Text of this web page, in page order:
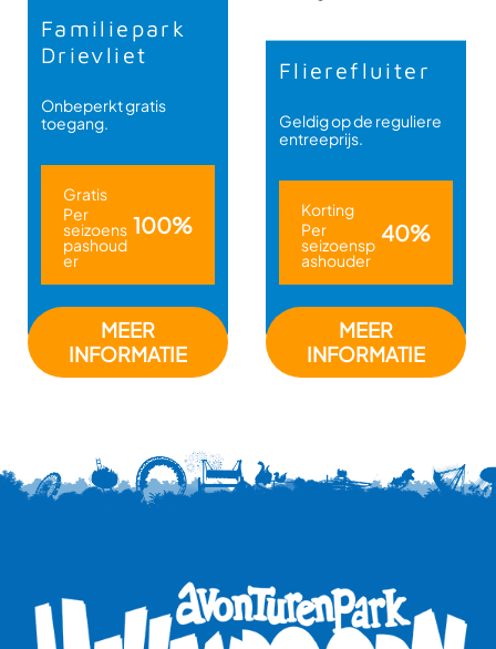
Familiepark
Drievliet
Onbeperkt gratis
toegang.
Gratis
Per
seizoens
pashoud
er
100%
MEER
INFORMATIE
Flierefluiter
Geldig op de reguliere
entreeprijs.
Korting
Per
seizoensp
ashouder
40%
MEER
INFORMATIE